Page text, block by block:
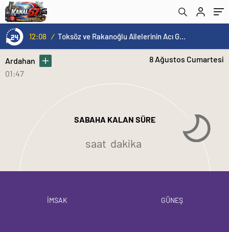
12:08 / Toksöz ve Rakanoğlu Ailelerinin Acı Günü
Ardahan
01:47
SABAHA KALAN SÜRE
saat dakika
8 Ağustos Cumartesi
İMSAK GÜNEŞ